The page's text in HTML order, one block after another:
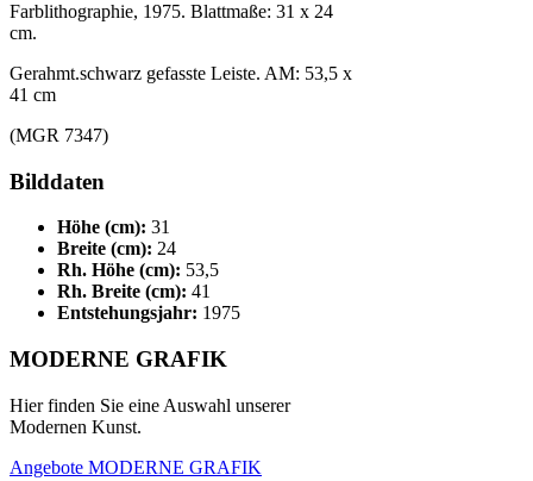
Farblithographie, 1975. Blattmaße: 31 x 24
cm.
Gerahmt.schwarz gefasste Leiste. AM: 53,5 x
41 cm
(MGR 7347)
Bilddaten
Höhe (cm): 31
Breite (cm): 24
Rh. Höhe (cm): 53,5
Rh. Breite (cm): 41
Entstehungsjahr: 1975
MODERNE GRAFIK
Hier finden Sie eine Auswahl unserer
Modernen Kunst.
Angebote MODERNE GRAFIK